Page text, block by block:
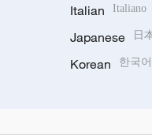
Italian Italiano
Japanese 日
Korean 한국어